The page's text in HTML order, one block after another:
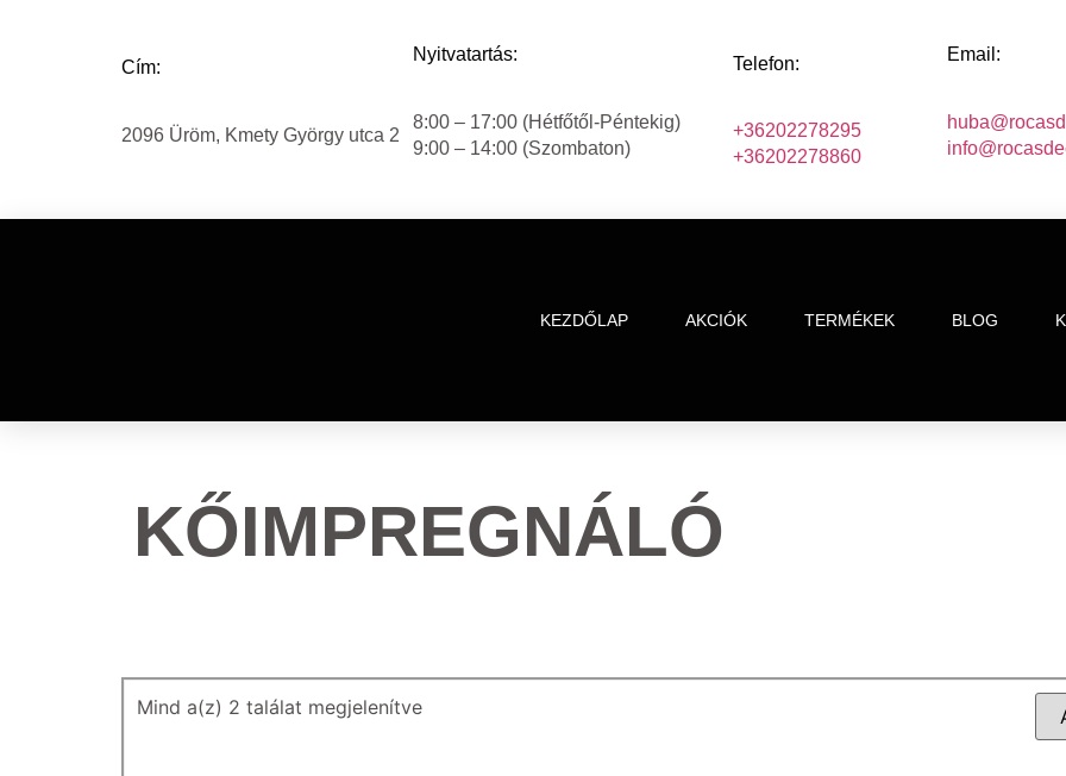
Cím:
2096 Üröm, Kmety György utca 2
Nyitvatartás:
8:00 – 17:00 (Hétfőtől-Péntekig)
9:00 – 14:00 (Szombaton)
Telefon:
+36202278295
+36202278860
Email:
KEZDŐLAP AKCIÓK TERMÉKEK BLOG
KŐIMPREGNÁLÓ
Mind a(z) 2 találat megjelenítve